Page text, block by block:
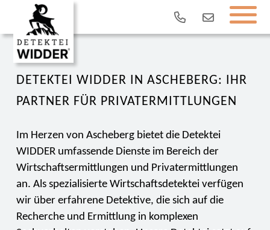
DETEKTEI WIDDER IN ASCHEBERG: IHR
PARTNER FÜR PRIVATERMITTLUNGEN
Im Herzen von Ascheberg bietet die Detektei
WIDDER umfassende Dienste im Bereich der
Wirtschaftsermittlungen und Privatermittlungen
an. Als spezialisierte Wirtschaftsdetektei verfügen
wir über erfahrene Detektive, die sich auf die
Recherche und Ermittlung in komplexen